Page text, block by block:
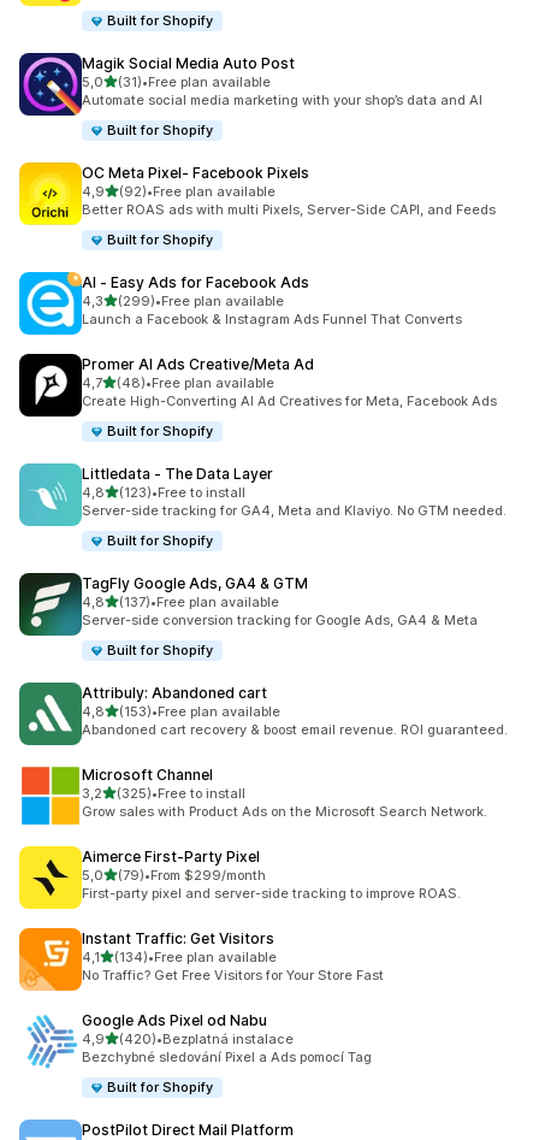
Built for Shopify
Magik Social Media Auto Post
5,0z 5 hvězd
(31)
Celkový počet recenzí: 31
•Free plan available
Automate social media marketing with your shop’s data and AI
Built for Shopify
OC Meta Pixel‑ Facebook Pixels
4,9z 5 hvězd
(92)
Celkový počet recenzí: 92
•Free plan available
Better ROAS ads with multi Pixels, Server-Side CAPI, and Feeds
Built for Shopify
AI ‑ Easy Ads for Facebook Ads
4,3z 5 hvězd
(299)
Celkový počet recenzí: 299
•Free plan available
Launch a Facebook & Instagram Ads Funnel That Converts
Promer AI Ads Creative/Meta Ad
4,7z 5 hvězd
(48)
Celkový počet recenzí: 48
•Free plan available
Create High-Converting AI Ad Creatives for Meta, Facebook Ads
Built for Shopify
Littledata ‑ The Data Layer
4,8z 5 hvězd
(123)
Celkový počet recenzí: 123
•Free to install
Server-side tracking for GA4, Meta and Klaviyo. No GTM needed.
Built for Shopify
TagFly Google Ads, GA4 & GTM
4,8z 5 hvězd
(137)
Celkový počet recenzí: 137
•Free plan available
Server-side conversion tracking for Google Ads, GA4 & Meta
Built for Shopify
Attribuly: Abandoned cart
4,8z 5 hvězd
(153)
Celkový počet recenzí: 153
•Free plan available
Abandoned cart recovery & boost email revenue. ROI guaranteed.
Microsoft Channel
3,2z 5 hvězd
(325)
Celkový počet recenzí: 325
•Free to install
Grow sales with Product Ads on the Microsoft Search Network.
Aimerce First‑Party Pixel
5,0z 5 hvězd
(79)
Celkový počet recenzí: 79
•From $299/month
First-party pixel and server-side tracking to improve ROAS.
Instant Traffic: Get Visitors
4,1z 5 hvězd
(134)
Celkový počet recenzí: 134
•Free plan available
No Traffic? Get Free Visitors for Your Store Fast
Google Ads Pixel od Nabu
4,9z 5 hvězd
(420)
Celkový počet recenzí: 420
•Bezplatná instalace
Bezchybné sledování Pixel a Ads pomocí Tag
Built for Shopify
PostPilot Direct Mail Platform